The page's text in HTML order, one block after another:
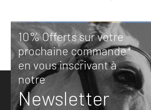
10% Offerts sur votre
prochaine commande*
en vous inscrivant à
notre
Newsletter